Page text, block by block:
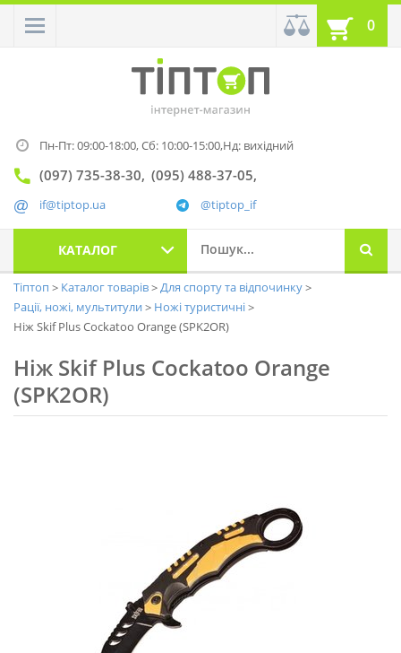
0
Пн-Пт: 09:00-18:00,Сб: 10:00-15:00,Нд: вихідний
(097) 735-38-30 (095) 488-37-05
@tiptop_if
if@tiptop.ua
КАТАЛОГ
Тіптоп Каталог товарів
Для спорту та відпочинку
Рації, ножі, мультитули
Ножі туристичні
Ніж Skif Plus Cockatoo Orange (SPK2OR)
Ніж Skif Plus Cockatoo Orange
(SPK2OR)